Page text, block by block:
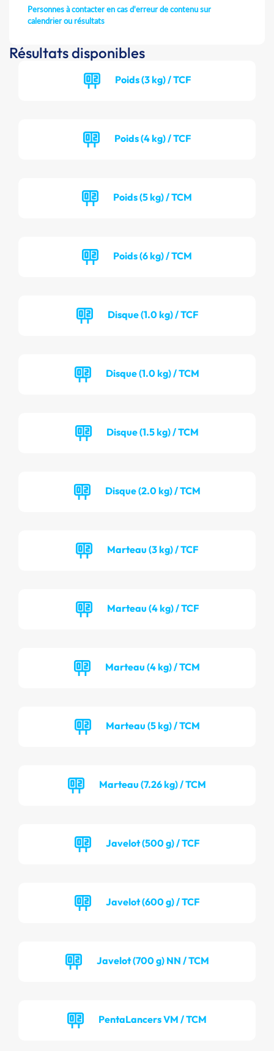
Personnes à contacter en cas d'erreur de contenu sur
calendrier ou résultats
Résultats disponibles
Poids (3 kg) / TCF
Poids (4 kg) / TCF
Poids (5 kg) / TCM
Poids (6 kg) / TCM
Disque (1.0 kg) / TCF
Disque (1.0 kg) / TCM
Disque (1.5 kg) / TCM
Disque (2.0 kg) / TCM
Marteau (3 kg) / TCF
Marteau (4 kg) / TCF
Marteau (4 kg) / TCM
Marteau (5 kg) / TCM
Marteau (7.26 kg) / TCM
Javelot (500 g) / TCF
Javelot (600 g) / TCF
Javelot (700 g) NN / TCM
PentaLancers VM / TCM